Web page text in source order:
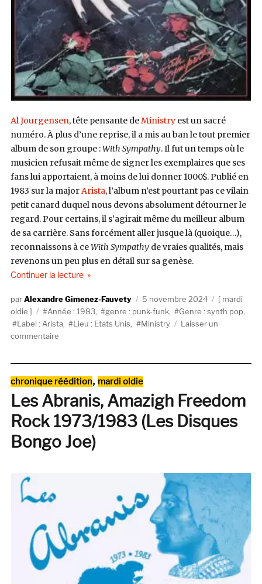
Al Jourgensen, tête pensante deMinistryest un sacré
numéro. À plus d’une reprise, il a mis au ban le tout premier
album de son groupe :With Sympathy. Il fut un temps où le
musicien refusait même de signer les exemplaires que ses
fans lui apportaient, à moins de lui donner 1000$. Publié en
1983 sur la majorArista, l’album n’est pourtant pas ce vilain
petit canard duquel nous devons absolument détourner le
regard. Pour certains, il s’agirait même du meilleur album
de sa carrière. Sans forcément aller jusque là (quoique…),
reconnaissons à ceWith Sympathy de vraies qualités, mais
revenons un peu plus en détail sur sa genèse.
Continuer la lecturede « Ministry, With Sympathy (Arista, 1983) »
AuteurAlexandre Gimenez-Fauvety
Publié
le
5 novembre 2024 Catégories
mardi
oldie
Étiquettes
Année : 1983, genre : punk-funk, Genre : synth pop,
Label : Arista, Lieu : Etats Unis, Ministry
Laisser un
commentairesur
(Arista,
1983)
Catégories
chronique réédition, mardi oldie
Les Abranis, Amazigh Freedom
Rock 1973/1983 (Les Disques
Bongo Joe)